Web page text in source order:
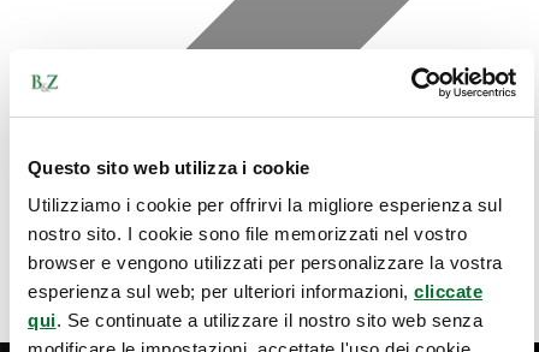
Questo sito web utilizza i cookie
Utilizziamo i cookie per offrirvi la migliore esperienza sul
nostro sito. I cookie sono file memorizzati nel vostro
browser e vengono utilizzati per personalizzare la vostra
esperienza sul web; per ulteriori informazioni, cliccate
qui. Se continuate a utilizzare il nostro sito web senza